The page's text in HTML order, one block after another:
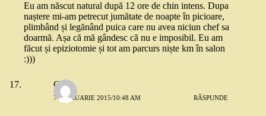
Eu am născut natural după 12 ore de chin intens. Dupa
naștere mi-am petrecut jumătate de noapte în picioare,
plimbând și legănând puica care nu avea niciun chef sa
doarmă. Așa că mă gândesc că nu e imposibil. Eu am
făcut și epiziotomie și tot am parcurs niște km în salon
:)))
Carla
7 FEBRUARIE 2015/10:48 AM RĂSPUNDE